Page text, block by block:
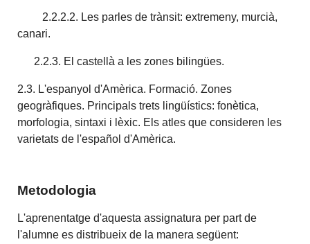
2.2.2.2. Les parles de trànsit: extremeny, murcià,
canari.
2.2.3. El castellà a les zones bilingües.
2.3. L'espanyol d'Amèrica. Formació. Zones
geogràfiques. Principals trets lingüístics: fonètica,
morfologia, sintaxi i lèxic. Els atles que consideren les
varietats de l'español d'Amèrica.
Metodologia
L'aprenentatge d'aquesta assignatura per part de
l'alumne es distribueix de la manera següent: